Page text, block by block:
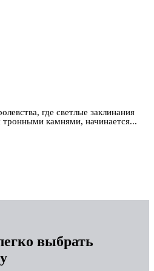
где светлые заклинания
камнями, начинается...
выбрать